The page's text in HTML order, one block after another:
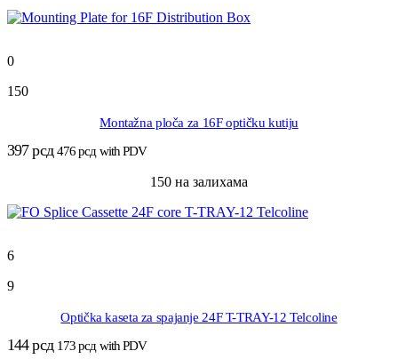
0
150
Montažna ploča za 16F optičku kutiju
397рсд 476рсдwith PDV
150 на залихама
6
9
Optička kaseta za spajanje 24F T-TRAY-12 Telcoline
144рсд 173рсдwith PDV